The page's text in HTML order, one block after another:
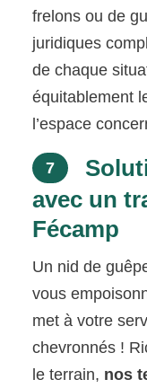
frelons ou de
juridiques
de chaque
équitablement
l’espace
7
avec un
Fécamp
Un nid de
vous
met à votre
chevronnés !
le terrain, nos